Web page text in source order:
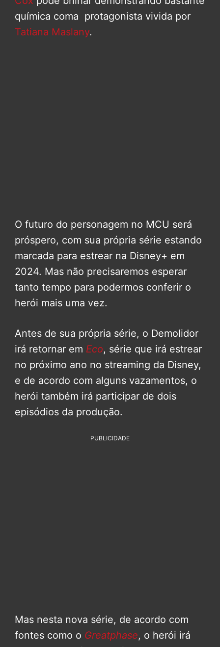
química coma protagonista vivida por
Tatiana Maslany.
O futuro do personagem no MCU será
próspero, com sua própria série estando
marcada para estrear na Disney+ em
2024. Mas não precisaremos esperar
tanto tempo para podermos conferir o
herói mais uma vez.
Antes de sua própria série, o Demolidor
irá retornar em Eco, série que irá estrear
no próximo ano no streaming da Disney,
e de acordo com alguns vazamentos, o
herói também irá participar de dois
episódios da produção.
PUBLICIDADE
Mas nesta nova série, de acordo com
fontes como o Greatphase, o herói irá